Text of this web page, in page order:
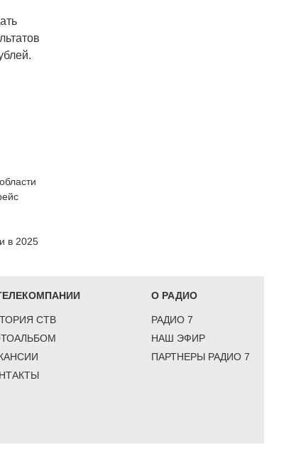
в 2025
СТВ
О РАДИО
РАДИО 7
НАШ ЭФИР
ПАРТНЕРЫ РАДИО 7